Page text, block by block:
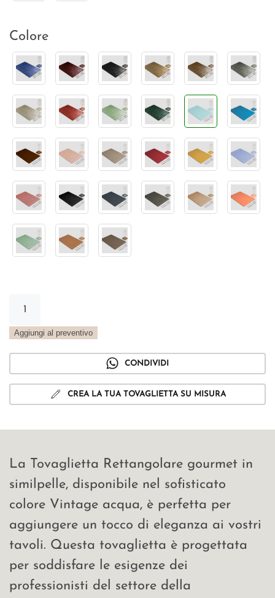
Colore
gourmet
Aggiungi al preventivo
CONDIVIDI
CREA LA TUA TOVAGLIETTA SU MISURA
La Tovaglietta Rettangolare gourmet in
similpelle, disponibile nel sofisticato
colore Vintage acqua, è perfetta per
aggiungere un tocco di eleganza ai vostri
tavoli. Questa tovaglietta è progettata
per soddisfare le esigenze dei
professionisti del settore della